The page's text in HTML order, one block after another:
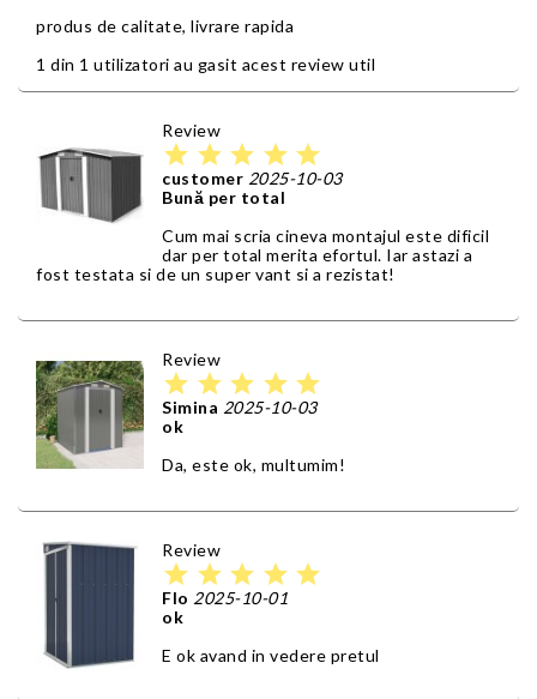
produs de calitate, livrare rapida
1 din 1 utilizatori au gasit acest review util
Review
star star star star star
customer 2025-10-03
Bună per total
Cum mai scria cineva montajul este dificil
dar per total merita efortul. Iar astazi a
fost testata si de un super vant si a rezistat!
Review
star star star star star
Simina 2025-10-03
ok
Da, este ok, multumim!
Review
star star star star star
Flo 2025-10-01
ok
E ok avand in vedere pretul